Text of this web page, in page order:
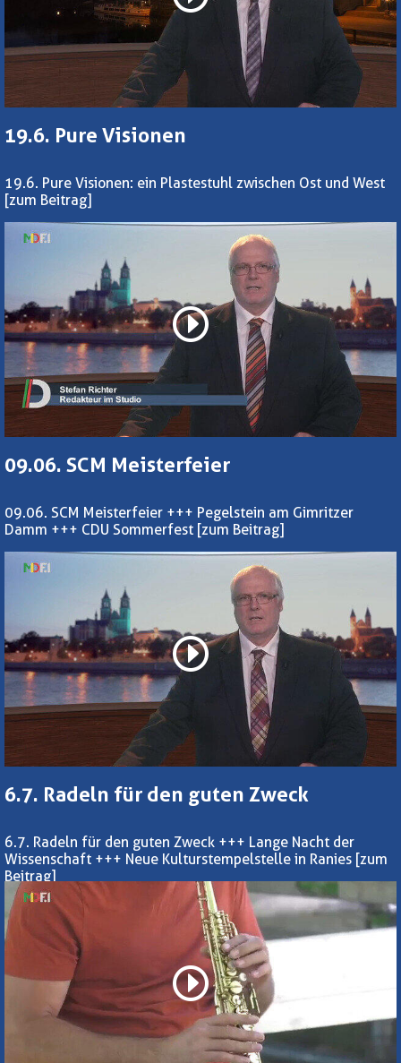
19.6. Pure Visionen
19.6. Pure Visionen: ein Plastestuhl zwischen Ost und West
[zum Beitrag]
09.06. SCM Meisterfeier
09.06. SCM Meisterfeier +++ Pegelstein am Gimritzer
Damm +++ CDU Sommerfest [zum Beitrag]
6.7. Radeln für den guten Zweck
6.7. Radeln für den guten Zweck +++ Lange Nacht der
Wissenschaft +++ Neue Kulturstempelstelle in Ranies [zum
Beitrag]